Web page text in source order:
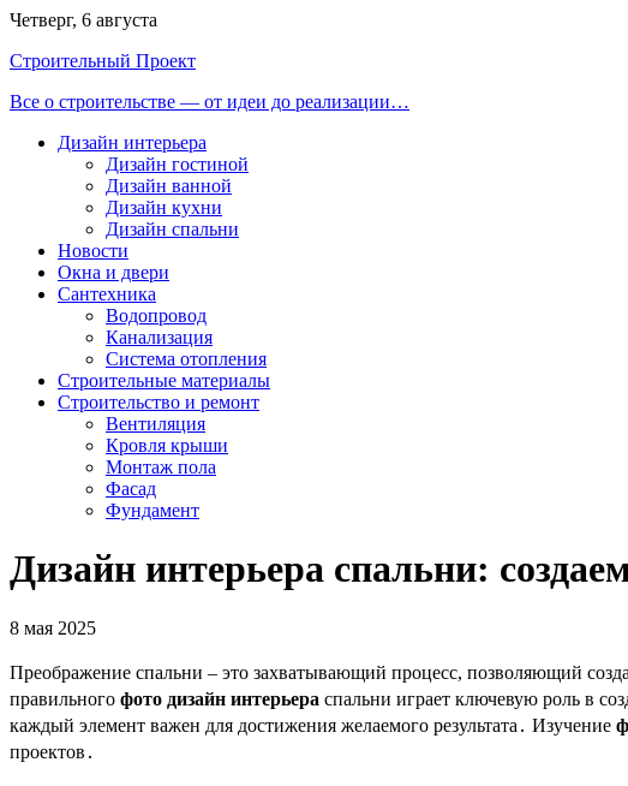
Перейти
содержимому
Четверг, 6 августа
Строительный Проект
Все о строительстве — от идеи до реализации…
Дизайн интерьера
Дизайн гостиной
Дизайн ванной
Дизайн кухни
Дизайн спальни
Новости
Окна и двери
Сантехника
Водопровод
Канализация
Система отопления
Строительные материалы
Строительство и ремонт
Вентиляция
Кровля крыши
Монтаж пола
Фасад
Фундамент
Дизайн интерьера спальни:
8 мая 2025
Преображение спальни – это захватывающий процесс, позволяющий
правильного фото дизайн интерьера спальни играет ключевую роль в
каждый элемент важен для достижения желаемого результата․ Изучение
проектов․